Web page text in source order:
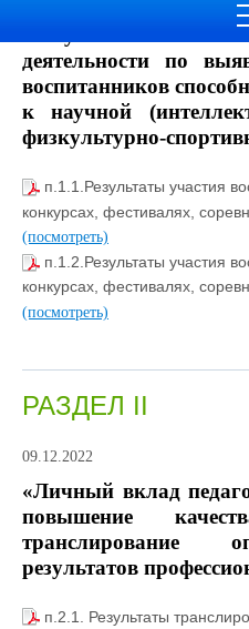
деятельности по
воспитанников
к научной
физкультурно-
п.1.1.Результаты участия
конкурсах, фестивалях,
(посмотреть)
п.1.2.Результаты участия
конкурсах, фестивалях,
(посмотреть)
РАЗДЕЛ II
09.12.2022
«Личный вклад
повышение
транслирование
результатов
п.2.1. Результаты